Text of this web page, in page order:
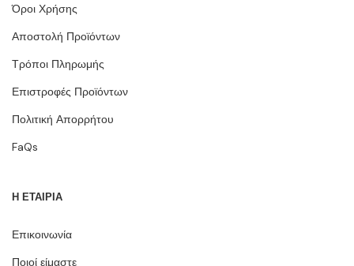
Όροι Χρήσης
Αποστολή Προϊόντων
Τρόποι Πληρωμής
Επιστροφές Προϊόντων
Πολιτική Απορρήτου
FaQs
Η ΕΤΑΙΡΙΑ
Επικοινωνία
Ποιοί είμαστε